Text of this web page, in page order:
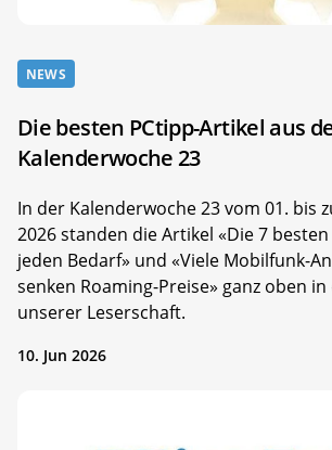
NEWS
Die besten PCtipp-Artikel aus
Kalenderwoche 23
In der Kalenderwoche 23 vom 01. bis
2026 standen die Artikel «Die 7
jeden Bedarf» und «Viele Mobilfunk-
senken Roaming-Preise» ganz oben
unserer Leserschaft.
10. Jun 2026